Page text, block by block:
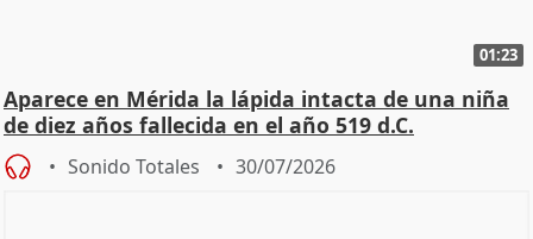
01:23
Aparece en Mérida la lápida intacta de una niña
de diez años fallecida en el año 519 d.C.
Sonido Totales 30/07/2026